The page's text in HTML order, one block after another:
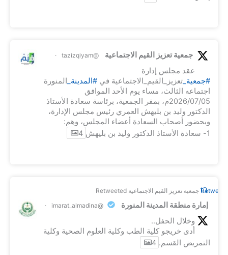
جمعية تعزيز القيم الاجتماعية @tazizqiyam
·
عقد مجلس إدارة
#جمعية_ تعزيز_القيم_الاجتماعية في #المدينة_ المنورة
اجتماعه الثالث، مساء يوم الأحد الموافق
2026/07/05م، بمقر الجمعية، برئاسة سعادة الأستاذ
الدكتور وليد بن بليهش العمري رئيس مجلس الإدارة،
وبحضور أصحاب السعادة أعضاء المجلس، وهم:
1- سعادة الأستاذ الدكتور وليد بن بليهش
4
Retweet جمعية تعزيز القيم الاجتماعية Retweeted
إمارة منطقة المدينة المنورة @imarat_almadina
·
وخلال الحفل..
أدى خريجو كلية الطب وكلية العلوم الصحية وكلية
التمريض القسم. 4